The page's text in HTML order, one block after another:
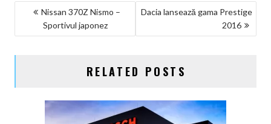
NAVIGARE
Nissan 370Z Nismo –
Sportivul japonez
Dacia lansează gama Prestige
2016
RELATED POSTS